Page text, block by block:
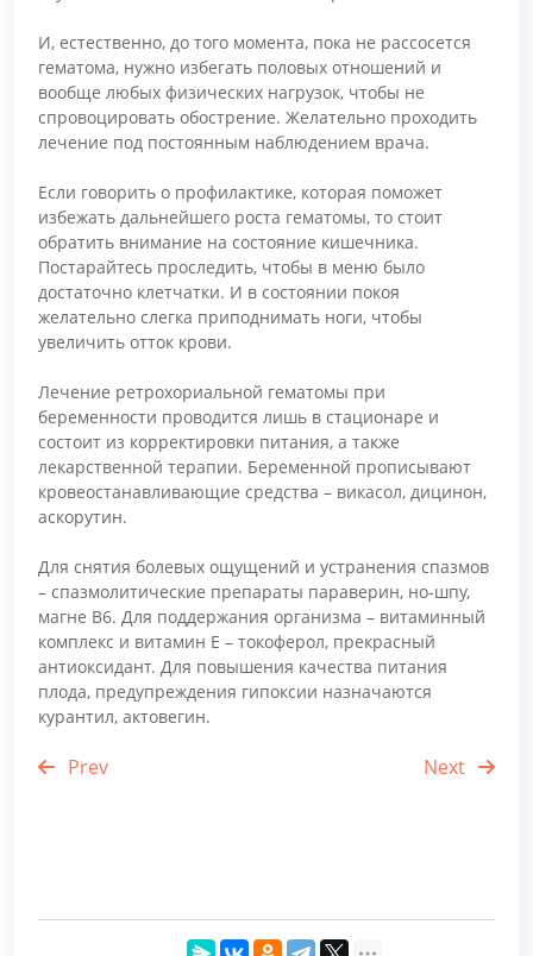
И, естественно, до того момента, пока не рассосется
гематома, нужно избегать половых отношений и
вообще любых физических нагрузок, чтобы не
спровоцировать обострение. Желательно проходить
лечение под постоянным наблюдением врача.
Если говорить о профилактике, которая поможет
избежать дальнейшего роста гематомы, то стоит
обратить внимание на состояние кишечника.
Постарайтесь проследить, чтобы в меню было
достаточно клетчатки. И в состоянии покоя
желательно слегка приподнимать ноги, чтобы
увеличить отток крови.
Лечение ретрохориальной гематомы при
беременности проводится лишь в стационаре и
состоит из корректировки питания, а также
лекарственной терапии. Беременной прописывают
кровеостанавливающие средства – викасол, дицинон,
аскорутин.
Для снятия болевых ощущений и устранения спазмов
– спазмолитические препараты параверин, но-шпу,
магне В6. Для поддержания организма – витаминный
комплекс и витамин Е – токоферол, прекрасный
антиоксидант. Для повышения качества питания
плода, предупреждения гипоксии назначаются
курантил, актовегин.
Prev Next